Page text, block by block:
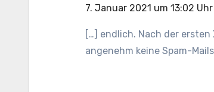
7. Januar 2021 um 13:02 Uhr
[…] endlich. Nach der
angenehm keine Spam-